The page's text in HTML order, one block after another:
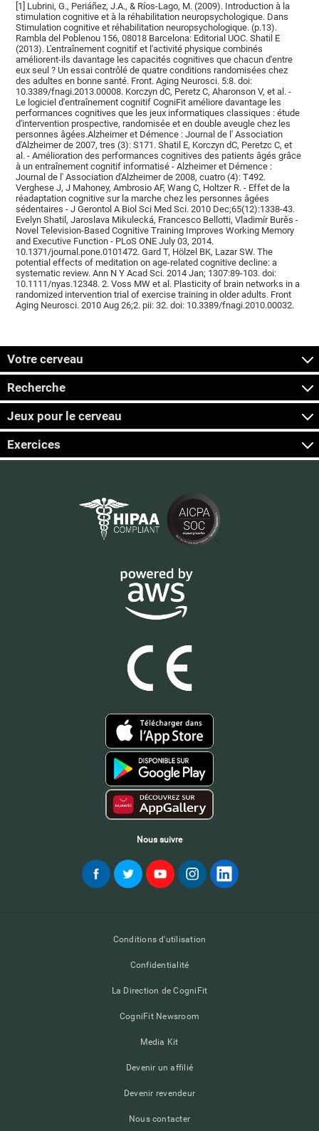
[1] Lubrini, G., Periáñez, J.A., & Ríos-Lago, M. (2009). Introduction à la
stimulation cognitive et à la réhabilitation neuropsychologique. Dans
Stimulation cognitive et réhabilitation neuropsychologique. (p.13).
Rambla del Poblenou 156, 08018 Barcelona: Editorial UOC. Shatil E
(2013). L'entraînement cognitif et l'activité physique combinés
améliorent-ils davantage les capacités cognitives que chacun d'entre
eux seul ? Un essai contrôlé de quatre conditions randomisées chez
des adultes en bonne santé. Front. Aging Neurosci. 5:8. doi:
10.3389/fnagi.2013.00008. Korczyn dC, Peretz C, Aharonson V, et al. -
Le logiciel d'entraînement cognitif CogniFit améliore davantage les
performances cognitives que les jeux informatiques classiques : étude
d'intervention prospective, randomisée et en double aveugle chez les
personnes âgées.Alzheimer et Démence : Journal de l' Association
d'Alzheimer de 2007, tres (3): S171. Shatil E, Korczyn dC, Peretzc C, et
al. - Amélioration des performances cognitives des patients âgés grâce
à un entraînement cognitif informatisé - Alzheimer et Démence :
Journal de l' Association d'Alzheimer de 2008, cuatro (4): T492.
Verghese J, J Mahoney, Ambrosio AF, Wang C, Holtzer R. - Effet de la
réadaptation cognitive sur la marche chez les personnes âgées
sédentaires - J Gerontol A Biol Sci Med Sci. 2010 Dec;65(12):1338-43.
Evelyn Shatil, Jaroslava Mikulecká, Francesco Bellotti, Vladimír Burěs -
Novel Television-Based Cognitive Training Improves Working Memory
and Executive Function - PLoS ONE July 03, 2014.
10.1371/journal.pone.0101472. Gard T, Hölzel BK, Lazar SW. The
potential effects of meditation on age-related cognitive decline: a
systematic review. Ann N Y Acad Sci. 2014 Jan; 1307:89-103. doi:
10.1111/nyas.12348. 2. Voss MW et al. Plasticity of brain networks in a
randomized intervention trial of exercise training in older adults. Front
Aging Neurosci. 2010 Aug 26;2. pii: 32. doi: 10.3389/fnagi.2010.00032.
Votre cerveau
Recherche
Jeux pour le cerveau
Exercices
Nous suivre
Conditions d'utilisation
Confidentialité
La Direction de CogniFit
CogniFit Newsroom
Media Kit
Devenir un affilié
Devenir revendeur
Nous contacter